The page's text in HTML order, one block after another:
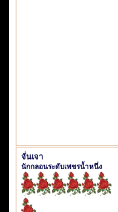
จั่นเจา
นักกลอนระดับเพชรน้ำหนึ่ง